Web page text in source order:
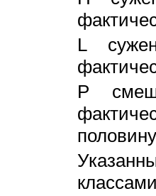
L
P